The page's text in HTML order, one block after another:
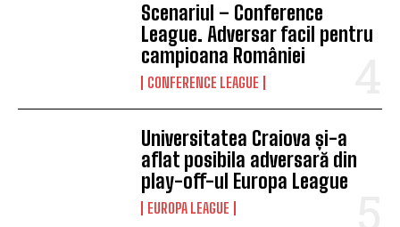
Scenariul – Conference
League. Adversar facil pentru
campioana României
CONFERENCE LEAGUE
Universitatea Craiova și-a
aflat posibila adversară din
play-off-ul Europa League
EUROPA LEAGUE